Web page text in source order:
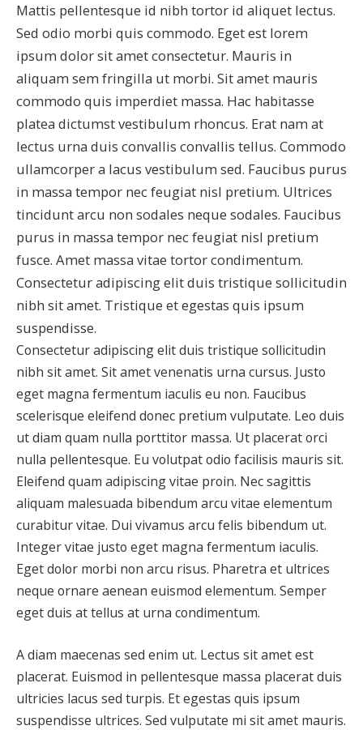
Mattis pellentesque id nibh tortor id aliquet lectus.
Sed odio morbi quis commodo. Eget est lorem
ipsum dolor sit amet consectetur. Mauris in
aliquam sem fringilla ut morbi. Sit amet mauris
commodo quis imperdiet massa. Hac habitasse
platea dictumst vestibulum rhoncus. Erat nam at
lectus urna duis convallis convallis tellus. Commodo
ullamcorper a lacus vestibulum sed. Faucibus purus
in massa tempor nec feugiat nisl pretium. Ultrices
tincidunt arcu non sodales neque sodales. Faucibus
purus in massa tempor nec feugiat nisl pretium
fusce. Amet massa vitae tortor condimentum.
Consectetur adipiscing elit duis tristique sollicitudin
nibh sit amet. Tristique et egestas quis ipsum
suspendisse.
Consectetur adipiscing elit duis tristique sollicitudin
nibh sit amet. Sit amet venenatis urna cursus. Justo
eget magna fermentum iaculis eu non. Faucibus
scelerisque eleifend donec pretium vulputate. Leo duis
ut diam quam nulla porttitor massa. Ut placerat orci
nulla pellentesque. Eu volutpat odio facilisis mauris sit.
Eleifend quam adipiscing vitae proin. Nec sagittis
aliquam malesuada bibendum arcu vitae elementum
curabitur vitae. Dui vivamus arcu felis bibendum ut.
Integer vitae justo eget magna fermentum iaculis.
Eget dolor morbi non arcu risus. Pharetra et ultrices
neque ornare aenean euismod elementum. Semper
eget duis at tellus at urna condimentum.
A diam maecenas sed enim ut. Lectus sit amet est
placerat. Euismod in pellentesque massa placerat duis
ultricies lacus sed turpis. Et egestas quis ipsum
suspendisse ultrices. Sed vulputate mi sit amet mauris.